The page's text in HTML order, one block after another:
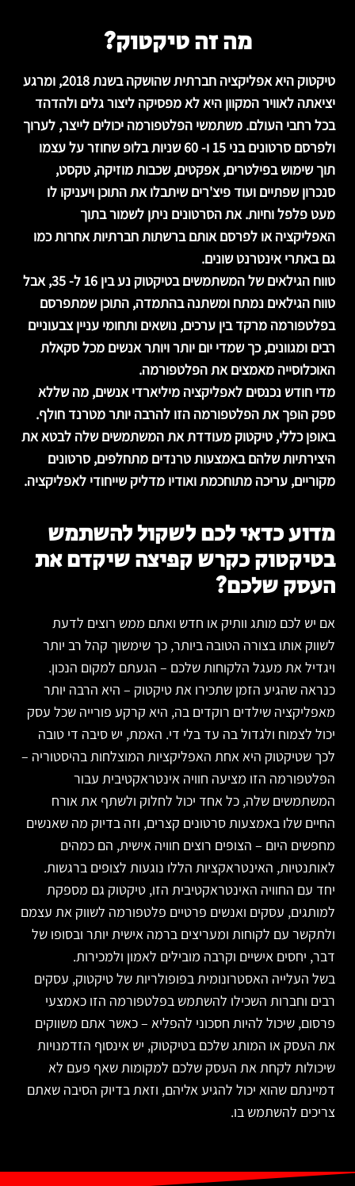
מה זה טיקטוק?
טיקטוק היא אפליקציה חברתית שהושקה בשנת 2018, ומרגע
יציאתה לאוויר המקוון היא לא מפסיקה ליצור גלים ולהדהד
בכל רחבי העולם. משתמשי הפלטפורמה יכולים לייצר, לערוך
ולפרסם סרטונים בני 15 ו- 60 שניות בלופ שחוזר על עצמו
תוך שימוש בפילטרים, אפקטים, שכבות מוזיקה, טקסט,
סנכרון שפתיים ועוד פיצ'רים שיתבלו את התוכן ויעניקו לו
מעט פלפל וחיות. את הסרטונים ניתן לשמור בתוך
האפליקציה או לפרסם אותם ברשתות חברתיות אחרות כמו
גם באתרי אינטרנט שונים.
טווח הגילאים של המשתמשים בטיקטוק נע בין 16 ל- 35, אבל
טווח הגילאים נמתח ומשתנה בהתמדה, התוכן שמתפרסם
בפלטפורמה מרקד בין ערכים, נושאים ותחומי עניין צבעוניים
רבים ומגוונים, כך שמדי יום יותר ויותר אנשים מכל סקאלת
האוכלוסייה מאמצים את הפלטפורמה.
מדי חודש נכנסים לאפליקציה מיליארדי אנשים, מה שללא
ספק הופך את הפלטפורמה הזו להרבה יותר מטרנד חולף.
באופן כללי, טיקטוק מעודדת את המשתמשים שלה לבטא את
היצירתיות שלהם באמצעות טרנדים מתחלפים, סרטונים
מקוריים, עריכה מתוחכמת ואודיו מדליק שייחודי לאפליקציה.
מדוע כדאי לכם לשקול להשתמש
בטיקטוק כקרש קפיצה שיקדם את
העסק שלכם?
אם יש לכם מותג וותיק או חדש ואתם ממש רוצים לדעת
לשווק אותו בצורה הטובה ביותר, כך שימשוך קהל רב יותר
ויגדיל את מעגל הלקוחות שלכם – הגעתם למקום הנכון.
כנראה שהגיע הזמן שתכירו את טיקטוק – היא הרבה יותר
מאפליקציה שילדים רוקדים בה, היא קרקע פורייה שכל עסק
יכול לצמוח ולגדול בה עד בלי די. האמת, יש סיבה די טובה
לכך שטיקטוק היא אחת האפליקציות המוצלחות בהיסטוריה –
הפלטפורמה הזו מציעה חוויה אינטראקטיבית עבור
המשתמשים שלה, כל אחד יכול לחלוק ולשתף את אורח
החיים שלו באמצעות סרטונים קצרים, וזה בדיוק מה שאנשים
מחפשים היום – הצופים רוצים חוויה אישית, הם כמהים
לאותנטיות, האינטראקציות הללו נוגעות לצופים ברגשות.
יחד עם החוויה האינטראקטיבית הזו, טיקטוק גם מספקת
למותגים, עסקים ואנשים פרטיים פלטפורמה לשווק את עצמם
ולתקשר עם לקוחות ומעריצים ברמה אישית יותר ובסופו של
דבר, יחסים אישיים וקרבה מובילים לאמון ולמכירות.
בשל העלייה האסטרונומית בפופולריות של טיקטוק, עסקים
רבים וחברות השכילו להשתמש בפלטפורמה הזו כאמצעי
פרסום, שיכול להיות חסכוני להפליא – כאשר אתם משווקים
את העסק או המותג שלכם בטיקטוק, יש אינסוף הזדמנויות
שיכולות לקחת את העסק שלכם למקומות שאף פעם לא
דמיינתם שהוא יכול להגיע אליהם, וזאת בדיוק הסיבה שאתם
צריכים להשתמש בו.